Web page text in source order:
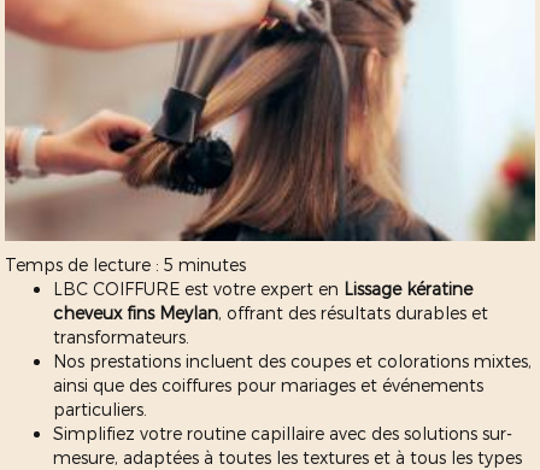
Temps de lecture : 5 minutes
LBC COIFFURE est votre expert en Lissage kératine
cheveux fins Meylan, offrant des résultats durables et
transformateurs.
Nos prestations incluent des coupes et colorations mixtes,
ainsi que des coiffures pour mariages et événements
particuliers.
Simplifiez votre routine capillaire avec des solutions sur-
mesure, adaptées à toutes les textures et à tous les types